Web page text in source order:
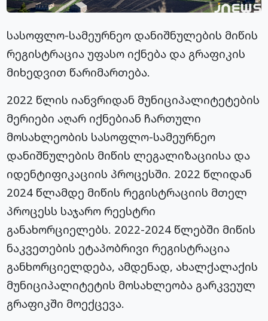
სასოფლო-სამეურნეო დანიშნულების მიწის
რეგისტრაცია უფასო იქნება და გრაფიკის
მიხედვით წარიმართება.
2022 წლის იანვრიდან მუნიციპალიტეტების
მერიები აღარ იქნებიან ჩართული
მოსახლეობის სასოფლო-სამეურნეო
დანიშნულების მიწის ლეგალიზაციისა და
იდენტიფიკაციის პროცესში. 2022 წლიდან
2024 წლამდე მიწის რეგისტრაციის მთელ
პროცესს საჯარო რეესტრი
განახორციელებს. 2022-2024 წლებში მიწის
ნაკვეთების ეტაპობრივი რეგისტრაცია
განხორციელდება, ამდენად, ახალქალაქის
მუნიციპალიტეტის მოსახლეობა გარკვეულ
გრაფიკში მოექცევა.